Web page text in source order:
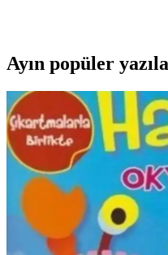
Ayın popüler